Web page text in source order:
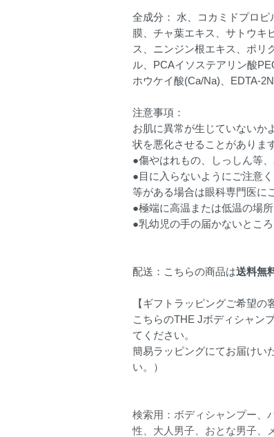
全成分： 水、コカミドプロ
膜、チャ葉エキス、サトウキ
ス、ニンジン根エキス、ポリ
ル、PCAイソステアリン酸
ホウケイ酸(Ca/Na)、EDTA-
注意事項：
お肌に異常が生じていないか
状を悪化させることがありま
●傷やはれもの、しっしん等
●目に入らないようにご注意
等がある場合は眼科専門医に
●極端に高温または低温の場
●乳幼児の手の届かないとこ
配送：こちらの商品は送料無
【ギフトラッピングご希望の
こちらのTHE Jボディシャン
てください。
簡易ラッピングにてお届けい
い。）
検索用：ボディシャンプー、
性、大人男子、おとな男子、